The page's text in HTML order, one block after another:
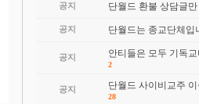
공지 단월드 환불 상담글
공지 단월드는 종교단체입
공지 안티들은 모두 기독
2
공지 단월드 사이비교주
28